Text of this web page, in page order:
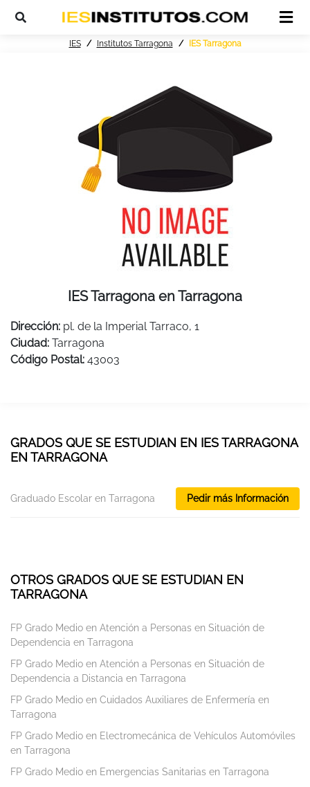
IES Institutos Tarragona IES Tarragona
IES Tarragona en Tarragona
Dirección: pl. de la Imperial Tarraco, 1
Ciudad: Tarragona
Código Postal: 43003
GRADOS QUE SE ESTUDIAN EN IES TARRAGONA
EN TARRAGONA
Graduado Escolar en Tarragona Pedir más Información
OTROS GRADOS QUE SE ESTUDIAN EN
TARRAGONA
FP Grado Medio en Atención a Personas en Situación de
Dependencia en Tarragona
FP Grado Medio en Atención a Personas en Situación de
Dependencia a Distancia en Tarragona
FP Grado Medio en Cuidados Auxiliares de Enfermería en
Tarragona
FP Grado Medio en Electromecánica de Vehículos Automóviles
en Tarragona
FP Grado Medio en Emergencias Sanitarias en Tarragona